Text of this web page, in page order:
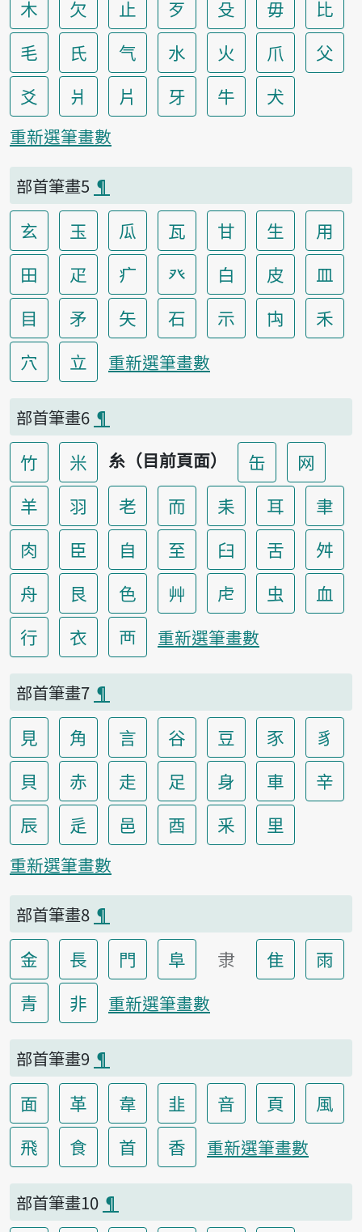
木 欠 止 歹 殳 毋
比
毛
氏 气 水 火 爪
父
爻
爿 片 牙 牛 犬
重新選筆畫數
部首筆畫5 ¶
玄 玉 瓜 瓦 甘 生
用
田
疋 疒 癶 白 皮
皿
目
矛 矢 石 示 禸
禾
穴
立 重新選筆畫數
部首筆畫6 ¶
竹 米 糸（目前頁面） 缶
网
羊
羽 老 而 耒 耳
聿
肉
臣 自 至 臼 舌
舛
舟
艮 色 艸 虍 虫
血
行
衣 襾 重新選筆畫數
部首筆畫7 ¶
見 角 言 谷 豆 豕
豸
貝
赤 走 足 身 車
辛
辰
辵 邑 酉 釆 里
重新選筆畫數
部首筆畫8 ¶
金 長 門 阜 隶 隹
雨
青
非 重新選筆畫數
部首筆畫9 ¶
面 革 韋 韭 音 頁
風
飛
食 首 香 重新選筆畫數
部首筆畫10 ¶